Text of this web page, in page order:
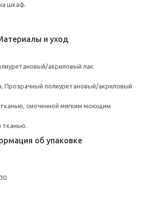
шкаф.
и уход
акриловый лак
Прозрачный полиуретановый/акриловый
тканью, смоченной мягким моющим
тканью.
об упаковке